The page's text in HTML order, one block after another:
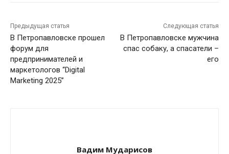
Предыдущая статья
В Петропавловске прошел
форум для
предпринимателей и
маркетологов “Digital
Marketing 2025”
Следующая статья
В Петропавловске мужчина
спас собаку, а спасатели –
его
Вадим Мударисов